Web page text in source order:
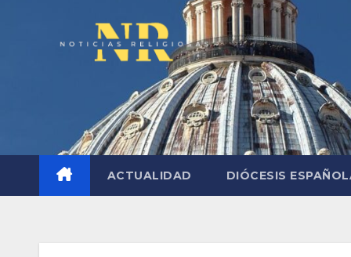
ACTUALIDAD DIÓCESIS